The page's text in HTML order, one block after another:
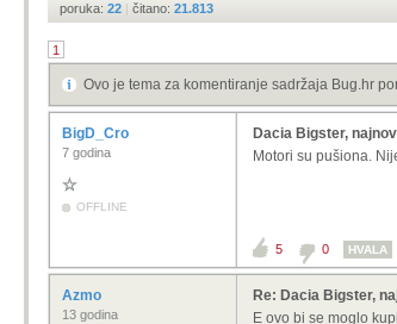
poruka: 22 | čitano: 21.813
1
Ovo je tema za komentiranje sadržaja Bug.hr
BigD_Cro
7 godina
OFFLINE
Dacia Bigster,
Motori su pušiona.
5 0 HVALA
Azmo
13 godina
Re: Dacia Bigster,
E ovo bi se moglo